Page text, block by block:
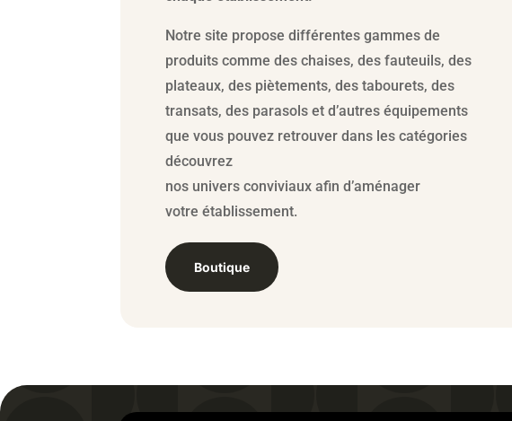
Notre site propose différentes gammes de
produits comme des chaises, des fauteuils, des
plateaux, des piètements, des tabourets, des
transats, des parasols et d’autres équipements
que vous pouvez retrouver dans les catégories
découvrez
nos univers conviviaux afin d’aménager
votre établissement.
Boutique